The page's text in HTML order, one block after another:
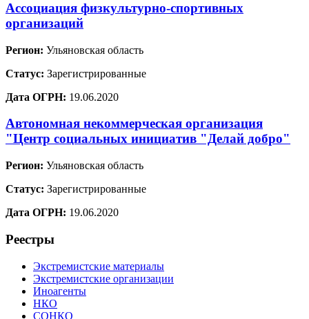
Ассоциация физкультурно-спортивных
организаций
Регион: Ульяновская область
Статус: Зарегистрированные
Дата ОГРН: 19.06.2020
Автономная некоммерческая организация
"Центр социальных инициатив "Делай добро"
Регион: Ульяновская область
Статус: Зарегистрированные
Дата ОГРН: 19.06.2020
Реестры
Экстремистские материалы
Экстремистские организации
Иноагенты
НКО
СОНКО